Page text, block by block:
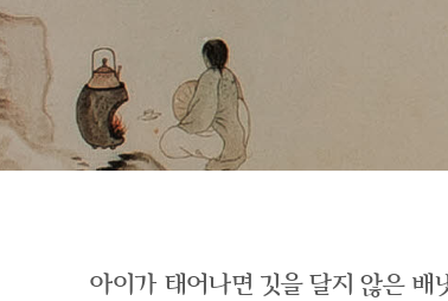
아이가 태어나면 깃을 달지 않은 배